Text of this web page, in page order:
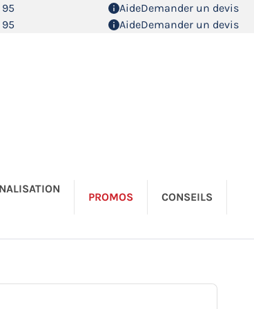
AideDemander un devis
AideDemander un devis
PROMOS CONSEILS